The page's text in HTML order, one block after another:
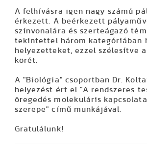
A felhívásra igen nagy számú
érkezett. A beérkezett
színvonalára és szerteágazó
tekintettel három kategóriában
helyezetteket, ezzel szélesítve
körét.
A "Biológia" csoportban Dr.
helyezést ért el "A rendszeres
öregedés molekuláris
szerepe" című munkájával.
Gratulálunk!